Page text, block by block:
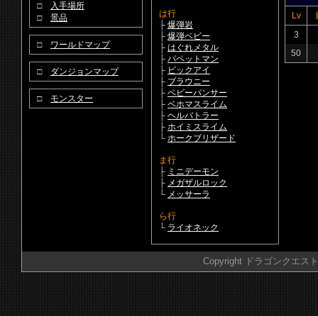
□
入手場所
□ 景品
□ ワールドマップ
□ ダンジョンマップ
□ モンスター
Lv
3
50
は行
├ 爆弾岩
├ 爆弾ベビー
├ はぐれメタル
├ パペットマン
├ ビックアイ
├ ブラウニー
├ ベビーパンサー
├ ベホマスライム
├ ヘルバトラー
├ ホイミスライム
└ ホークブリザード
ま行
├ ミニデーモン
├ メガザルロック
└ メッサーラ
ら行
└ ライオネック
Copyright ドラゴンクエス